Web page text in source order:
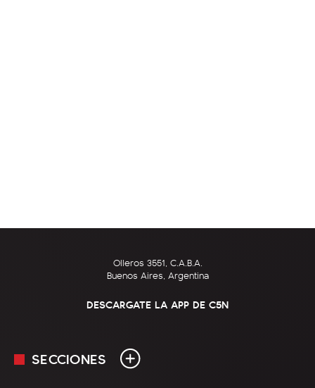
Olleros 3551, C.A.B.A.
Buenos Aires, Argentina
DESCARGATE LA APP DE C5N
SECCIONES